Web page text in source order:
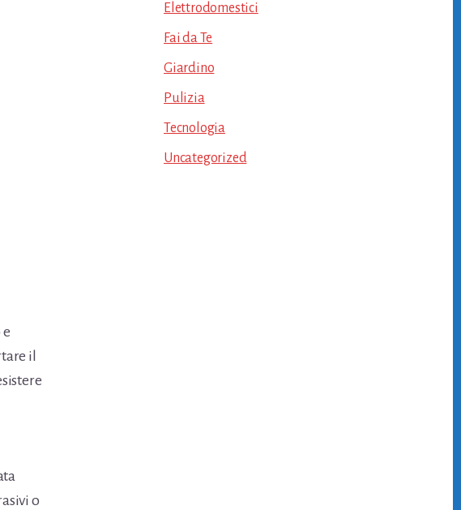
il
o
Elettrodomestici
Fai da Te
Giardino
Pulizia
Tecnologia
Uncategorized